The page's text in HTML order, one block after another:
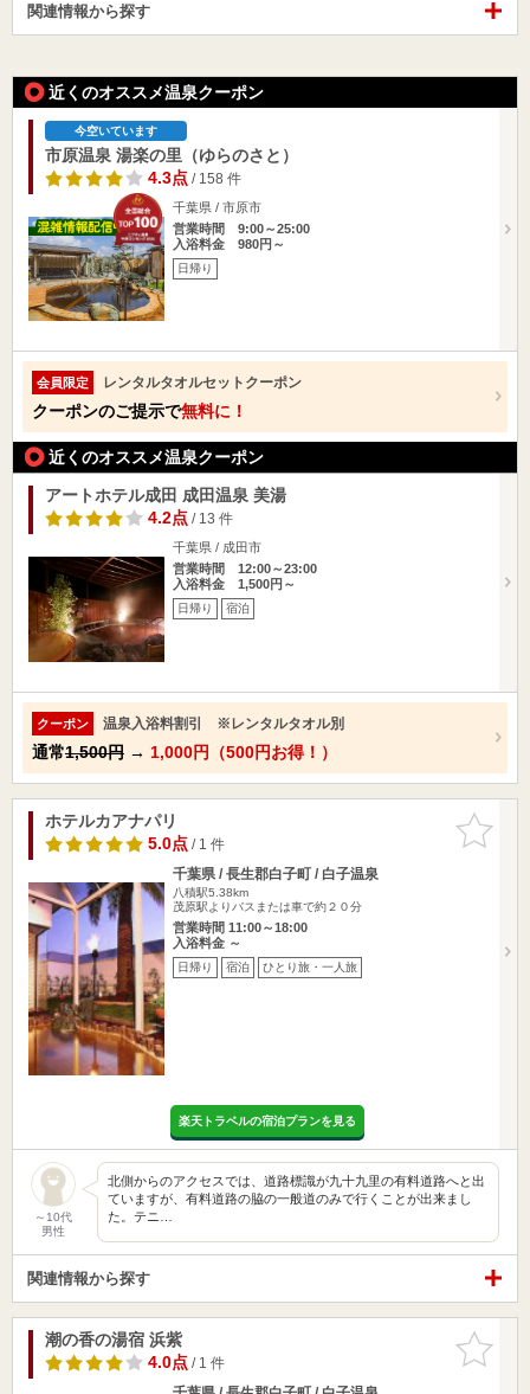
関連情報から探す
近くのオススメ温泉クーポン
今空いています
市原温泉 湯楽の里（ゆらのさと）
4.3点/ 158 件
千葉県 / 市原市
営業時間 9:00～25:00
入浴料金 980円～
日帰り
会員限定 レンタルタオルセットクーポン
クーポンのご提示で無料に！
近くのオススメ温泉クーポン
アートホテル成田 成田温泉 美湯
4.2点/ 13 件
千葉県 / 成田市
営業時間 12:00～23:00
入浴料金 1,500円～
日帰り 宿泊
クーポン 温泉入浴料割引 ※レンタルタオル別
通常1,500円 → 1,000円（500円お得！）
お気に入
りに追加
ホテルカアナパリ
5.0点/ 1 件
千葉県 / 長生郡白子町 / 白子温泉
八積駅5.38km
茂原駅よりバスまたは車で約２０分
営業時間 11:00～18:00
入浴料金 ～
日帰り 宿泊 ひとり旅・一人旅
楽天トラベルの宿泊プランを見る
～10代
男性
北側からのアクセスでは、道路標識が九十九里の有料道路へと出
ていますが、有料道路の脇の一般道のみで行くことが出来まし
た。テニ…
関連情報から探す
お気に入
りに追加
潮の香の湯宿 浜紫
4.0点/ 1 件